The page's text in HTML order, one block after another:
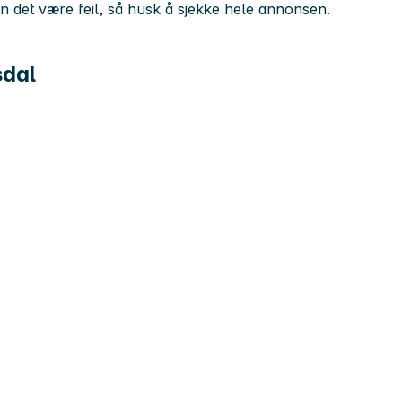
det være feil, så husk å sjekke hele annonsen.